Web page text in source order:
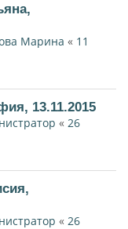
Марина « 11
13.11.2015
« 26
« 26